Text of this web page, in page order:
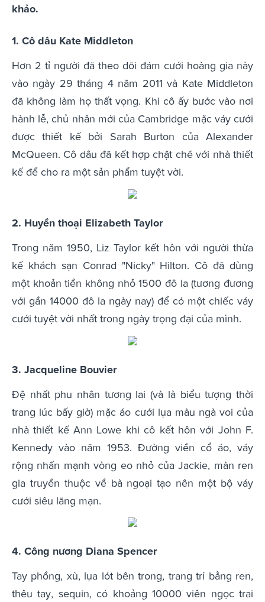
khảo.
1. Cô dâu Kate Middleton
Hơn 2 tỉ người đã theo dõi đám cưới hoàng gia này
vào ngày 29 tháng 4 năm 2011 và Kate Middleton
đã không làm họ thất vọng. Khi cô ấy bước vào nơi
hành lễ, chủ nhân mới của Cambridge mặc váy cưới
được thiết kế bởi Sarah Burton của Alexander
McQueen. Cô dâu đã kết hợp chặt chẽ với nhà thiết
kế để cho ra một sản phẩm tuyệt vời.
2. Huyền thoại Elizabeth Taylor
Trong năm 1950, Liz Taylor kết hôn với người thừa
kế khách sạn Conrad "Nicky" Hilton. Cô đã dùng
một khoản tiền không nhỏ 1500 đô la (tương đương
với gần 14000 đô la ngày nay) để có một chiếc váy
cưới tuyệt vời nhất trong ngày trọng đại của mình.
3. Jacqueline Bouvier
Đệ nhất phu nhân tương lai (và là biểu tượng thời
trang lúc bấy giờ) mặc áo cưới lụa màu ngà voi của
nhà thiết kế Ann Lowe khi cô kết hôn với John F.
Kennedy vào năm 1953. Đường viền cổ áo, váy
rộng nhấn mạnh vòng eo nhỏ của Jackie, màn ren
gia truyền thuộc về bà ngoại tạo nên một bộ váy
cưới siêu lãng mạn.
4. Công nương Diana Spencer
Tay phồng, xù, lụa lót bên trong, trang trí bằng ren,
thêu tay, sequin, có khoảng 10000 viên ngọc trai